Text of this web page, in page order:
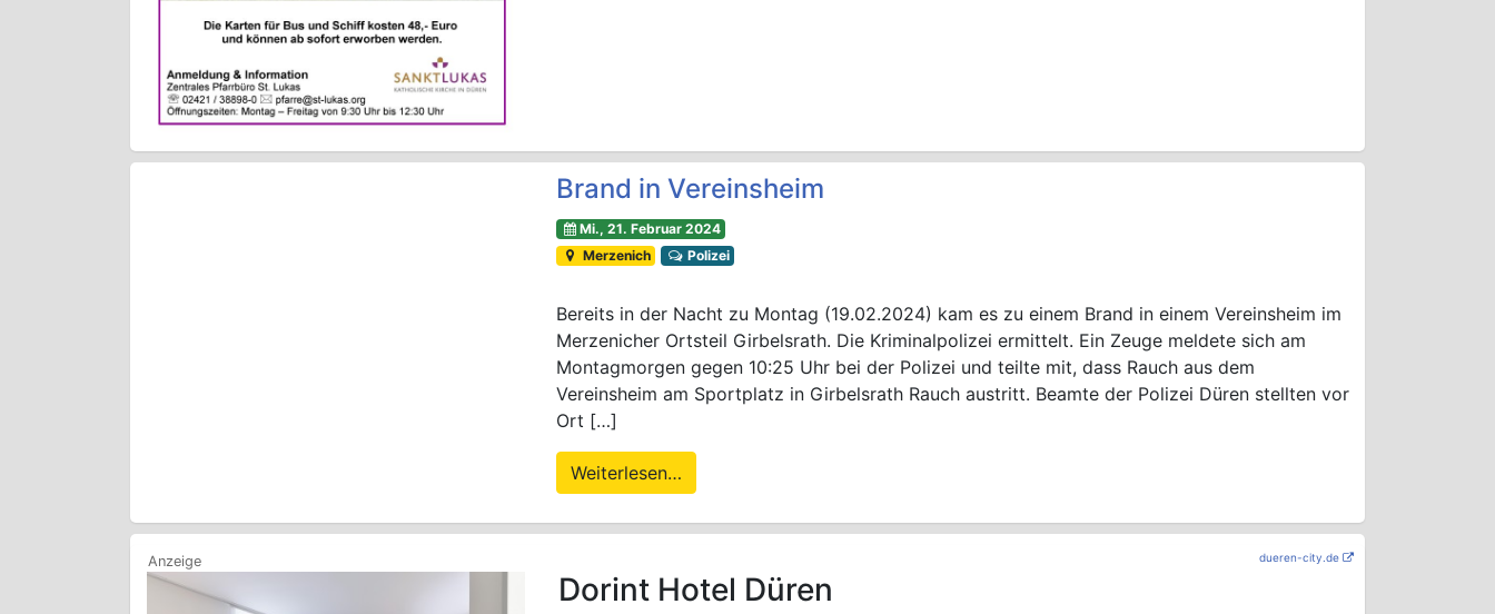
Brand in Vereinsheim
Mi., 21. Februar 2024
Merzenich
Polizei
Bereits in der Nacht zu Montag (19.02.2024) kam es zu einem Brand in einem Vereinsheim im
Merzenicher Ortsteil Girbelsrath. Die Kriminalpolizei ermittelt. Ein Zeuge meldete sich am
Montagmorgen gegen 10:25 Uhr bei der Polizei und teilte mit, dass Rauch aus dem
Vereinsheim am Sportplatz in Girbelsrath Rauch austritt. Beamte der Polizei Düren stellten vor
Ort […]
Weiterlesen…
dueren-city.de
Dorint Hotel Düren